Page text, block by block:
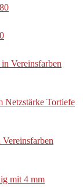
Vereinsfarben
Netzstärke Tortiefe
mit 4 mm